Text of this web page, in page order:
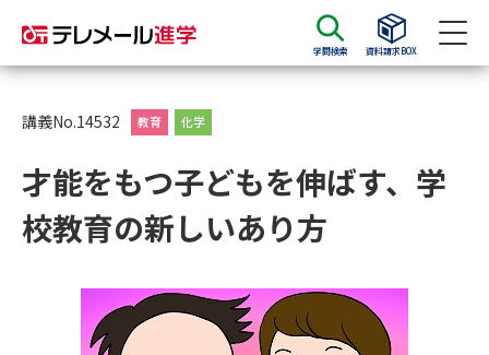
学問検索 資料請求BOX
資料請求
大学・短大の資料種類から請求
総合型選抜・学校推薦型選抜 募
集要項＆願書
大学入学共通テスト利用選抜の
募集要項＆願書
講義No.14532 教育 化学
才能をもつ子どもを伸ばす、学
校教育の新しいあり方